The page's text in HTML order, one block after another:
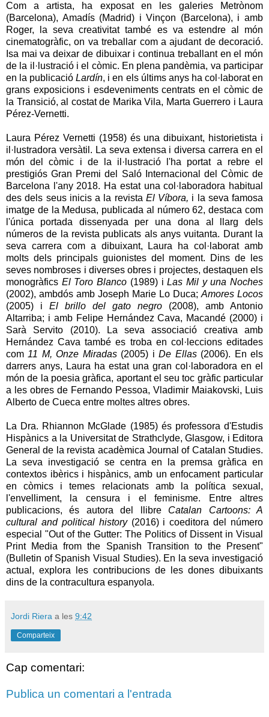
Com a artista, ha exposat en les galeries Metrònom
(Barcelona), Amadís (Madrid) iVinçon (Barcelona), i amb
Roger, la seva creativitat també es va estendre al món
cinematogràfic, on va treballar com a ajudant de decoració.
Isa mai va deixar de dibuixar i continua treballant en el món
de la il·lustració i el còmic. En plena pandèmia, va participar
en la publicació Lardín, i en els últims anys ha col·laborat en
grans exposicions i esdeveniments centrats en el còmic de
la Transició, al costat de Marika Vila, Marta Guerrero i Laura
Pérez-Vernetti.
Laura Pérez Vernetti (1958) és una dibuixant, historietista i
il·lustradora versàtil. La seva extensa i diversa carrera en el
món del còmic i de la il·lustració l'ha portat a rebre el
prestigiós Gran Premi del Saló Internacional del Còmic de
Barcelona l'any 2018. Ha estat una col·laboradora habitual
des dels seus inicis a la revista El Víbora, i la seva famosa
imatge de la Medusa, publicada al número 62, destaca com
l'única portada dissenyada per una dona al llarg dels
números de la revista publicats als anys vuitanta. Durant la
seva carrera com a dibuixant, Laura ha col·laborat amb
molts dels principals guionistes del moment. Dins de les
seves nombroses i diverses obres i projectes, destaquen els
monogràfics ElToroBlanco (1989) iLas Mil yunaNoches
(2002), ambdós amb Joseph Marie Lo Duca; Amores Locos
(2005) i El brillo del gato negro (2008), amb Antonio
Altarriba; i amb FelipeHernández Cava, Macandé (2000) i
Sarà
Servito (2010). La seva associació creativa amb
Hernández Cava també es troba en col·leccions editades
com 11 M, Onze Miradas(2005) iDe Ellas(2006). En els
darrers anys, Laura ha estat una gran col·laboradora en el
món de la poesia gràfica, aportant el seu toc gràfic particular
a les obres de Fernando Pessoa, Vladimir Maiakovski, Luis
Alberto de Cueca entre moltes altres obres.
La Dra. Rhiannon McGlade (1985) és professora d'Estudis
Hispànics a la Universitat de Strathclyde, Glasgow, i Editora
General de la revista acadèmica Journal of Catalan Studies.
La seva investigació se centra en la premsa gràfica en
contextos ibèrics i hispànics, amb un enfocament particular
en còmics i temes relacionats amb la política sexual,
l'envelliment, la censura i el feminisme. Entre altres
publicacions, és autora del llibre Catalan Cartoons: A
cultural and political history(2016) i coeditora del número
especial "Out of the Gutter: The Politics of Dissent in Visual
Print
Media from the Spanish Transition to thePresent"
(Bulletin of Spanish Visual Studies). En la seva investigació
actual, explora les contribucions de les dones dibuixants
dins de la contracultura espanyola.
Jordi Riera a les 9:42
Comparteix
Cap comentari:
Publica un comentari a l'entrada